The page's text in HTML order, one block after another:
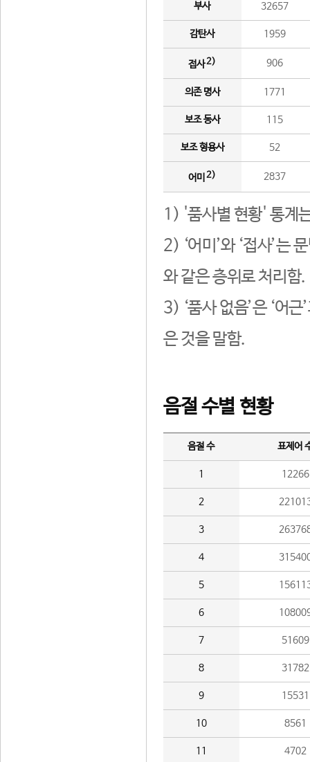
부사 32657
감탄사 1959
접사2) 906
의존 명사 1771
보조 동사 115
보조 형용사 52
어미 2) 2837
1) '품사별 현황' 통계
2) ‘어미’와 ‘접사’는
와 같은 층위로 처리함.
3) ‘품사 없음’은 ‘어
은 것을 말함.
음절 수별 현황
음절 수 표제어
1 12266
2
3
4
5
6
7 51609
8 31782
9 15531
10 8561
11 4702